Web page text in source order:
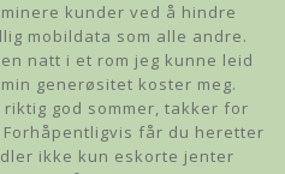
kunder ved å hindre
mobildata som alle andre.
natt i et rom jeg kunne leid
generøsitet koster meg.
riktig god sommer, takker for
får du heretter
ikke kun eskorte jenter